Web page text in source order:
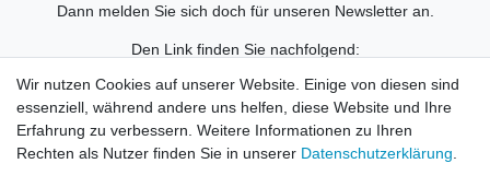
Dann melden Sie sich doch für unseren Newsletter an.
Den Link finden Sie nachfolgend:
Wir nutzen Cookies auf unserer Website. Einige von diesen sind
essenziell, während andere uns helfen, diese Website und Ihre
Erfahrung zu verbessern. Weitere Informationen zu Ihren
Rechten als Nutzer finden Sie in unserer Daten­schutz­erklärung